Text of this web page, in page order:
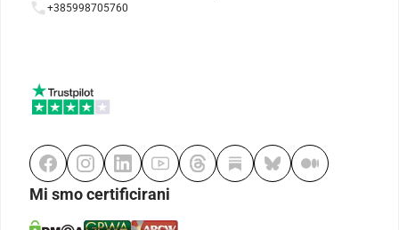
+385998705760
Mi smo certificirani